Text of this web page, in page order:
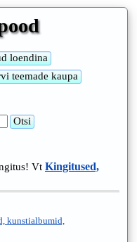
Vt Kingitused,
kunstialbumid,